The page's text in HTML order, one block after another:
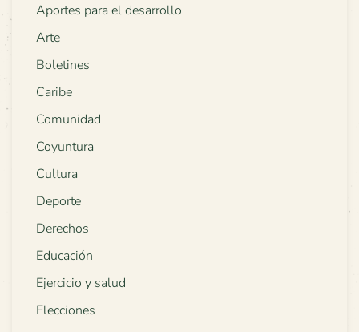
Aportes para el desarrollo
Arte
Boletines
Caribe
Comunidad
Coyuntura
Cultura
Deporte
Derechos
Educación
Ejercicio y salud
Elecciones